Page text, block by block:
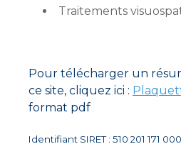
Traitements
Pour télécharger un
ce site, cliquez ici :
format pdf
Identifiant SIRET : 510 201 171